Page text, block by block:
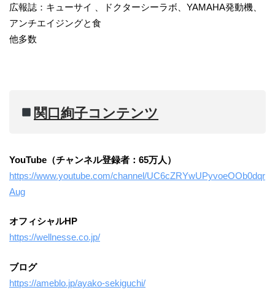
広報誌：キューサイ 、ドクターシーラボ、YAMAHA発動機、
アンチエイジングと食
他多数
関口絢子コンテンツ
YouTube（チャンネル登録者：65万人）
https://www.youtube.com/channel/UC6cZRYwUPyvoeOOb0dqr
Aug
オフィシャルHP
https://wellnesse.co.jp/
ブログ
https://ameblo.jp/ayako-sekiguchi/